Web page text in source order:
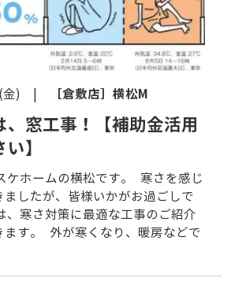
(金) | ［倉敷店］ 横松M
、窓工事！【補助金活用
】
ケホームの横松です。 寒さを感じ
ましたが、皆様いかがお過ごしで
、寒さ対策に最適な工事のご紹介
ます。 外が寒くなり、暖房などで